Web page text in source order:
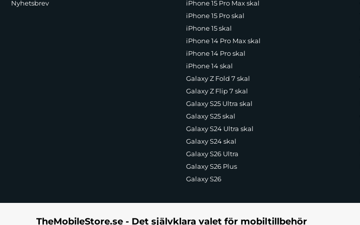
Fördelar med att köpa Licore-batteri:
Nyhetsbrev
iPhone 15 Pro Max skal
iPhone 15 Pro skal
iPhone 15 skal
iPhone 14 Pro Max skal
iPhone 14 Pro skal
iPhone 14 skal
Galaxy Z Fold 7 skal
Galaxy Z Flip 7 skal
Galaxy S25 Ultra skal
Galaxy S25 skal
Galaxy S24 Ultra skal
Galaxy S24 skal
Galaxy S26 Ultra
Galaxy S26 Plus
Galaxy S26
TheMobileStore.se - Det självklara valet för mobiltillbehör